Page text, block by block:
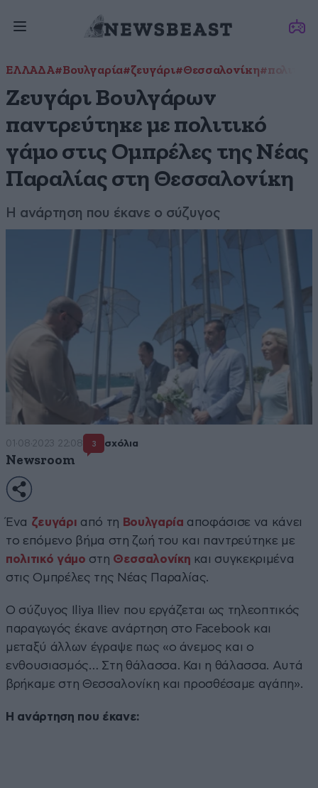
ΕΛΛΑΔΑ#Βουλγαρία#ζευγάρι#Θεσσαλονίκη
Ζευγάρι Βουλγάρων
παντρεύτηκε με πολιτικό
γάμο στις Ομπρέλες της Νέας
Παραλίας στη Θεσσαλονίκη
Η ανάρτηση που έκανε ο σύζυγος
01·08·2023 22:08 3 σχόλια
Newsroom
Ένα ζευγάρι από τη Βουλγαρία αποφάσισε να κάνει
το επόμενο βήμα στη ζωή του και παντρεύτηκε με
πολιτικό γάμο στη Θεσσαλονίκη και συγκεκριμένα
στις Ομπρέλες της Νέας Παραλίας.
Ο σύζυγος Iliya Iliev που εργάζεται ως τηλεοπτικός
παραγωγός έκανε ανάρτηση στο Facebook και
μεταξύ άλλων έγραψε πως «ο άνεμος και ο
ενθουσιασμός… Στη θάλασσα. Και η θάλασσα. Αυτά
βρήκαμε στη Θεσσαλονίκη και προσθέσαμε αγάπη».
Η ανάρτηση που έκανε: